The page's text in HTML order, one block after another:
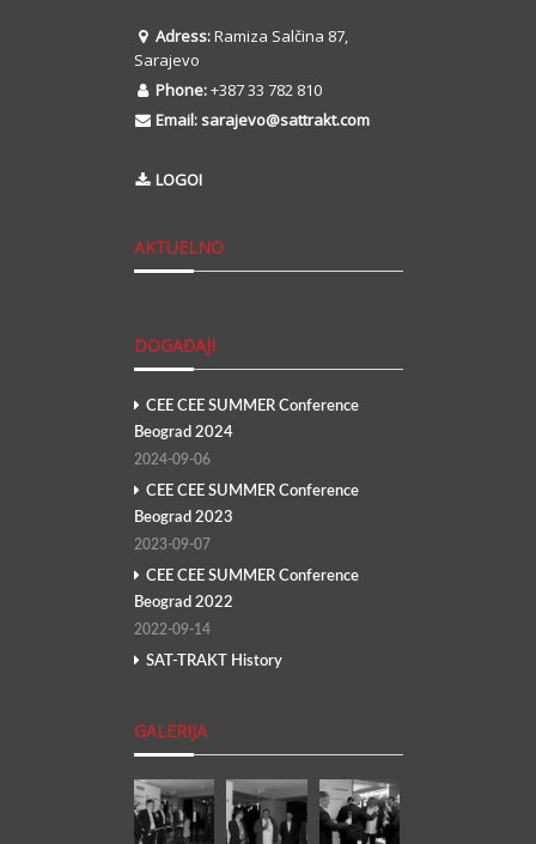
Adress:Ramiza Salčina 87,
Sarajevo
Phone:+387 33 782 810
Email:sarajevo@sattrakt.com
LOGOI
AKTUELNO
DOGAĐAJI
CEE CEE SUMMER Conference
Beograd 2024
2024-09-06
CEE CEE SUMMER Conference
Beograd 2023
2023-09-07
CEE CEE SUMMER Conference
Beograd 2022
2022-09-14
SAT-TRAKT History
GALERIJA